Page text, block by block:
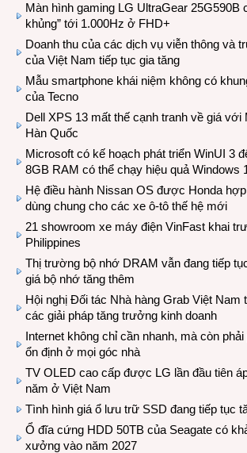
Màn hình gaming LG UltraGear 25G590B
khủng” tới 1.000Hz ở FHD+
Doanh thu của các dịch vụ viễn thông và
của Việt Nam tiếp tục gia tăng
Mẫu smartphone khái niệm không có
của Tecno
Dell XPS 13 mất thế cạnh tranh về giá
Hàn Quốc
Microsoft có kế hoạch phát triển WinUI 3
8GB RAM có thể chạy hiệu quả Windows
Hệ điều hành Nissan OS được Honda
dùng chung cho các xe ô-tô thế hệ mới
21 showroom xe máy điện VinFast khai
Philippines
Thị trường bộ nhớ DRAM vẫn đang tiếp
giá bộ nhớ tăng thêm
Hội nghị Đối tác Nhà hàng Grab Việt Nam
các giải pháp tăng trưởng kinh doanh
Internet không chỉ cần nhanh, mà còn
ổn định ở mọi góc nhà
TV OLED cao cấp được LG lần đầu tiên
năm ở Việt Nam
Tình hình giá ổ lưu trữ SSD đang tiếp tục
Ổ đĩa cứng HDD 50TB của Seagate có
xưởng vào năm 2027